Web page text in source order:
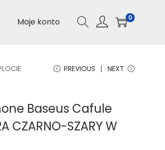
Moje konto 0
PREVIOUS NEXT
Baseus Cafule
CZARNO-SZARY W